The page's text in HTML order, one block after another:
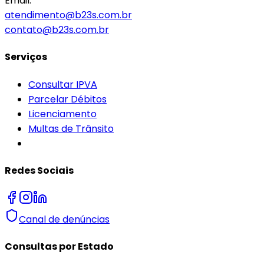
atendimento@b23s.com.br
contato@b23s.com.br
Serviços
Consultar IPVA
Parcelar Débitos
Licenciamento
Multas de Trânsito
Redes Sociais
Canal de denúncias
Consultas por Estado